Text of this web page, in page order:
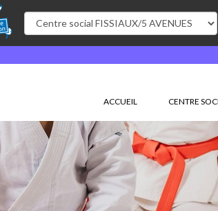
ACCUEIL CENTRE